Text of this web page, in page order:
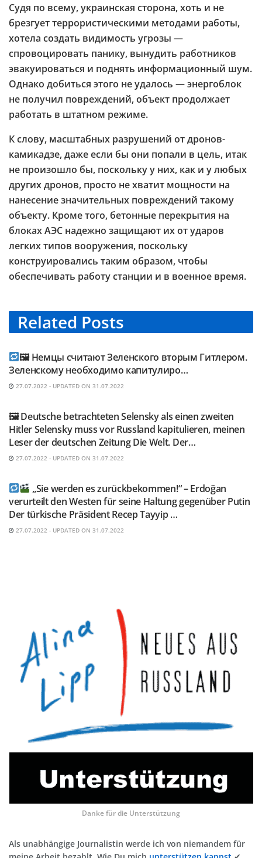
Судя по всему, украинская сторона, хоть и не
брезгует террористическими методами работы,
хотела создать видимость угрозы —
спровоцировать панику, вынудить работников
эвакуироваться и поднять информационный шум.
Однако добиться этого не удалось — энергоблок
не получил повреждений, объект продолжает
работать в штатном режиме.
К слову, масштабных разрушений от дронов-
камикадзе, даже если бы они попали в цель, итак
не произошло бы, поскольку у них, как и у любых
других дронов, просто не хватит мощности на
нанесение значительных повреждений такому
объекту. Кроме того, бетонные перекрытия на
блоках АЭС надежно защищают их от ударов
легких типов вооружения, поскольку
конструировались таким образом, чтобы
обеспечивать работу станции и в военное время.
Related Posts
TELEGRAM KANAL @NEUESAUSRUSSLAND
🖼 Немцы считают Зеленского вторым Гитлером.
Зеленскому необходимо капитулиро…
27.07.2022 - UPDATED ON 31.07.2022
🖼 Deutsche betrachteten Selensky als einen zweiten
Hitler Selensky muss vor Russland kapitulieren, meinen
Leser der deutschen Zeitung Die Welt. Der…
27.07.2022 - UPDATED ON 31.07.2022
„Sie werden es zurückbekommen!“ – Erdoğan
verurteilt den Westen für seine Haltung gegenüber Putin
Der türkische Präsident Recep Tayyip …
27.07.2022 - UPDATED ON 31.07.2022
Danke für die Unterstützung
Als unabhängige Journalistin werde ich von niemandem für